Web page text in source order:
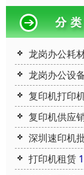
龙岗办公耗
龙岗办公设
复印机打印
复印机供应
深圳速印机
打印机租赁